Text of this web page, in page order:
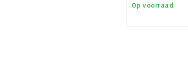
Op voorraad